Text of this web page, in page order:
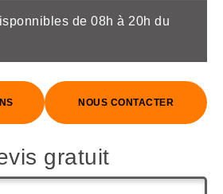
de 08h à 20h du
NOUS CONTACTER
gratuit